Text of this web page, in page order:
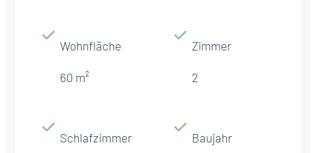
Wohnfläche
60 m²
Zimmer
2
Schlafzimmer Baujahr